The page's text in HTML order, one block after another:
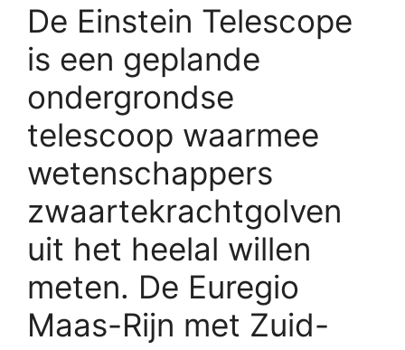
De Einstein Telescope
is een geplande
ondergrondse
telescoop waarmee
wetenschappers
zwaartekrachtgolven
uit het heelal willen
meten. De Euregio
Maas-Rijn met Zuid-